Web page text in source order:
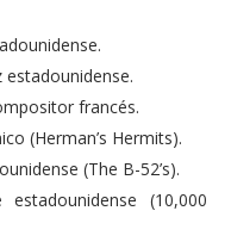
estadounidense.
francés.
(Herman’s Hermits).
(The B-52’s).
(10,000